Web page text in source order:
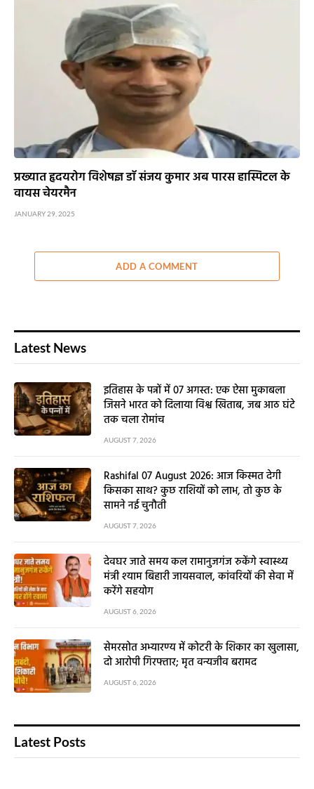
प्रख्यात हृदयरोग विशेषज्ञ डाॅ संजय कुमार अब पारस हास्पिटल के
वायस चेयरमैन
JANUARY 29, 2025
ADD A COMMENT
Latest News
इतिहास के पन्नों में 07 अगस्त: एक ऐसा मुकाबला
जिसने भारत को दिलाया विश्व खिताब, जब आठ घंटे
तक चला रोमांच
AUGUST 7, 2026
Rashifal 07 August 2026: आज किस्मत देगी
किसका साथ? कुछ राशियों को लाभ, तो कुछ के
सामने नई चुनौती
AUGUST 7, 2026
देवघर जाते समय कल रामानुजगंज रुकेंगे स्वास्थ्य
मंत्री श्याम बिहारी जायसवाल, कांवरियों की सेवा में
करेंगे सहयोग
AUGUST 6, 2026
सेमरसोत अभ्यारण्य में कोटरी के शिकार का खुलासा,
दो आरोपी गिरफ्तार; मृत वन्यजीव बरामद
AUGUST 6, 2026
Latest Posts